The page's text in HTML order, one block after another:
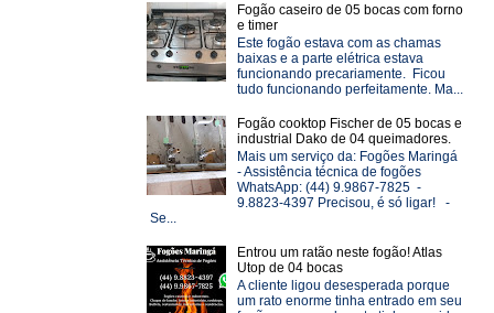
Fogão caseiro de 05 bocas com forno
e timer
Este fogão estava com as chamas
baixas e a parte elétrica estava
funcionando precariamente. Ficou
tudo funcionando perfeitamente. Ma...
Fogão cooktop Fischer de 05 bocas e
industrial Dako de 04 queimadores.
Mais um serviço da: Fogões Maringá
- Assistência técnica de fogões
WhatsApp: (44) 9.9867-7825 -
9.8823-4397 Precisou, é só ligar! -
Se...
Entrou um ratão neste fogão! Atlas
Utop de 04 bocas
A cliente ligou desesperada porque
um rato enorme tinha entrado em seu